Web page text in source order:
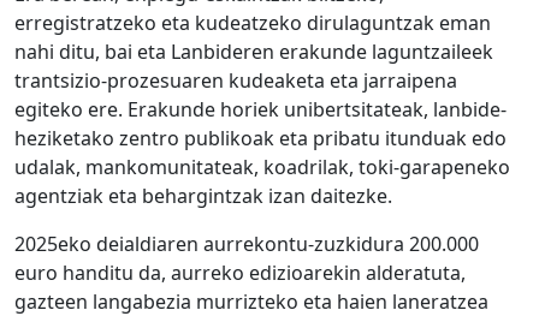
erregistratzeko eta kudeatzeko dirulaguntzak eman
nahi ditu, bai eta Lanbideren erakunde laguntzaileek
trantsizio-prozesuaren kudeaketa eta jarraipena
egiteko ere. Erakunde horiek unibertsitateak, lanbide-
heziketako zentro publikoak eta pribatu itunduak edo
udalak, mankomunitateak, koadrilak, toki-garapeneko
agentziak eta behargintzak izan daitezke.
2025eko deialdiaren aurrekontu-zuzkidura 200.000
euro handitu da, aurreko edizioarekin alderatuta,
gazteen langabezia murrizteko eta haien laneratzea